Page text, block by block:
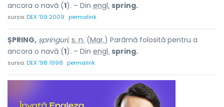
ancora o navă (1). – Din engl. spring.
sursa:DEX '09 2009 permalink
ȘPRING, șpringuri, s. n. (Mar.) Parâmă folosită pentru a
ancora o navă (1). – Din engl. spring.
sursa:DEX '98 1998 permalink